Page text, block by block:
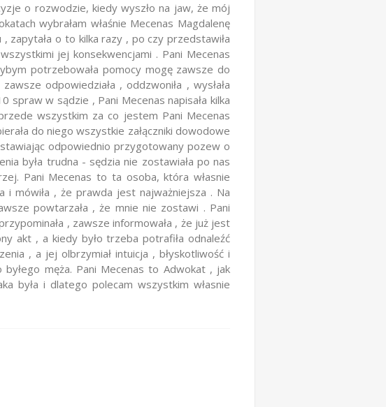
o rozwodzie, kiedy wyszło na jaw, że mój
wybrałam właśnie Mecenas Magdalenę
zapytała o to kilka razy , po czy przedstawiła
jej konsekwencjami . Pani Mecenas
potrzebowała pomocy mogę zawsze do
odpowiedziała , oddzwoniła , wysłała
spraw w sądzie , Pani Mecenas napisała kilka
wszystkim za co jestem Pani Mecenas
do niego wszystkie załączniki dowodowe
odpowiednio przygotowany pozew o
była trudna - sędzia nie zostawiała po nas
Pani Mecenas to ta osoba, która własnie
i mówiła , że prawda jest najważniejsza . Na
powtarzała , że mnie nie zostawi . Pani
, zawsze informowała , że już jest
akt , a kiedy było trzeba potrafiła odnaleźć
, a jej olbrzymiał intuicja , błyskotliwość i
męża. Pani Mecenas to Adwokat , jak
była i dlatego polecam wszystkim własnie